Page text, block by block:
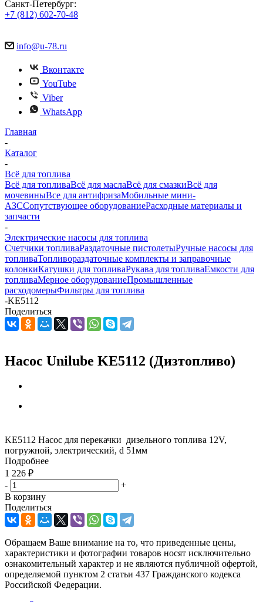
Санкт-Петербург:
+7 (812) 602-70-48
info@u-78.ru
Вконтакте
YouTube
Viber
WhatsApp
Главная
-
Каталог
-
Всё для топлива
Всё для топливаВсё для маслаВсё для смазкиВсё для
мочевиныВсе для антифризаМобильные мини-
АЗССопутствующее оборудованиеРасходные материалы и
запчасти
-
Электрические насосы для топлива
Счетчики топливаРаздаточные пистолетыРучные насосы для
топливаТопливораздаточные комплекты и заправочные
колонкиКатушки для топливаРукава для топливаЕмкости для
топливаМерное оборудованиеПромышленные
расходомерыФильтры для топлива
-KE5112
Поделиться
Насос Unilube KE5112 (Дизтопливо)
KE5112 Насос для перекачки дизельного топлива 12V,
погружной, электрический, d 51мм
Подробнее
1 226 ₽
-
+
В корзину
Поделиться
Обращаем Ваше внимание на то, что приведенные цены,
характеристики и фотографии товаров носят исключительно
ознакомительный характер и не являются публичной офертой,
определяемой пунктом 2 статьи 437 Гражданского кодекса
Российской Федерации.